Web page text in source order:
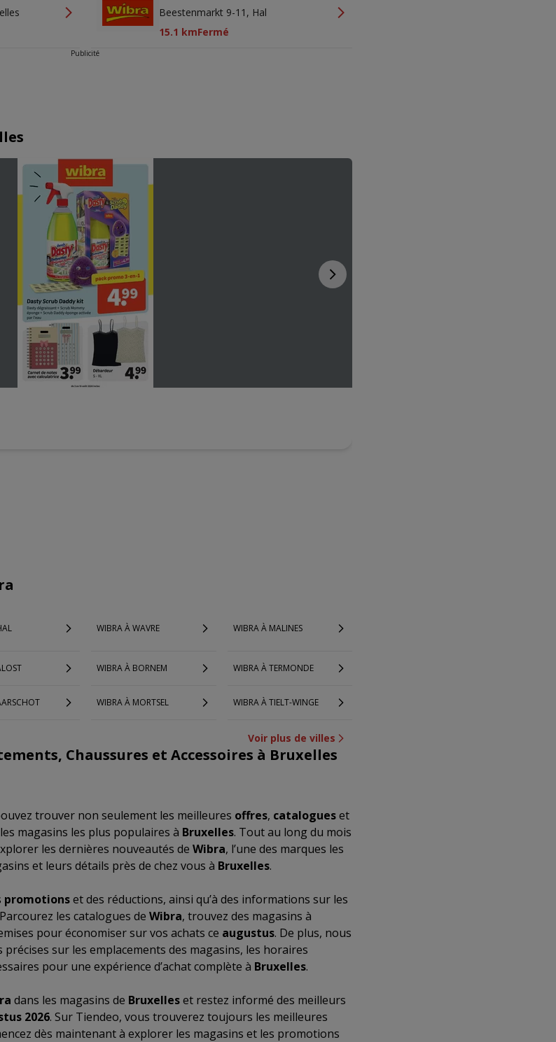
Beestenmarkt 9-11, Hal
15.1 kmFermé
Publicité
WIBRA À WAVRE WIBRA À MALINES
WIBRA À BORNEM WIBRA À TERMONDE
WIBRA À MORTSEL WIBRA À TIELT-WINGE
Voir plus de villes
Chaussures et Accessoires à Bruxelles
trouver non seulement les meilleures offres, catalogueset
magasins les plus populaires à Bruxelles. Tout au long du mois
les dernières nouveautés de Wibra, l’une des marques les
et leurs détails près de chez vous à Bruxelles.
promotionset des réductions, ainsi qu’à des informations sur les
les catalogues de Wibra, trouvez des magasins à
pour économiser sur vos achats ce augustus. De plus, nous
sur les emplacements des magasins, les horaires
pour une expérience d’achat complète à Bruxelles.
dans les magasins de Bruxelleset restez informé des meilleurs
2026. Sur Tiendeo, vous trouverez toujours les meilleures
dès maintenant à explorer les magasins et les promotions